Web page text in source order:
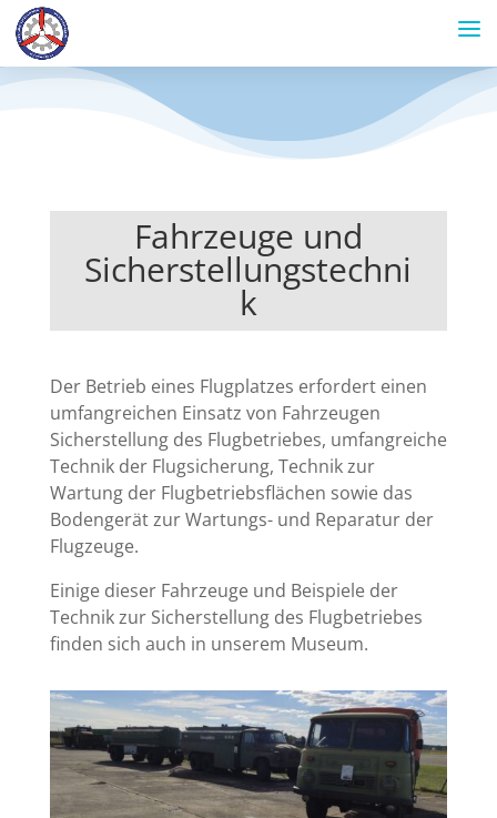
Fahrzeuge und
Sicherstellungstechni
k
Der Betrieb eines Flugplatzes erfordert einen
umfangreichen Einsatz von Fahrzeugen
Sicherstellung des Flugbetriebes, umfangreiche
Technik der Flugsicherung, Technik zur
Wartung der Flugbetriebsflächen sowie das
Bodengerät zur Wartungs- und Reparatur der
Flugzeuge.
Einige dieser Fahrzeuge und Beispiele der
Technik zur Sicherstellung des Flugbetriebes
finden sich auch in unserem Museum.